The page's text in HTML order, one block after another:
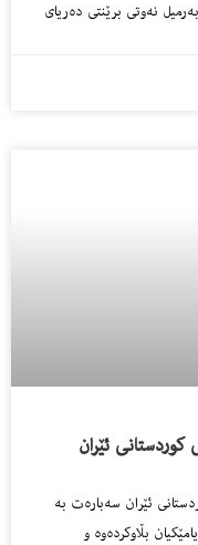
نەوتی برێنتی دەریای
کوردستانی ئێران
ئێران سەبارەت بە
بڵاوکردەوە و